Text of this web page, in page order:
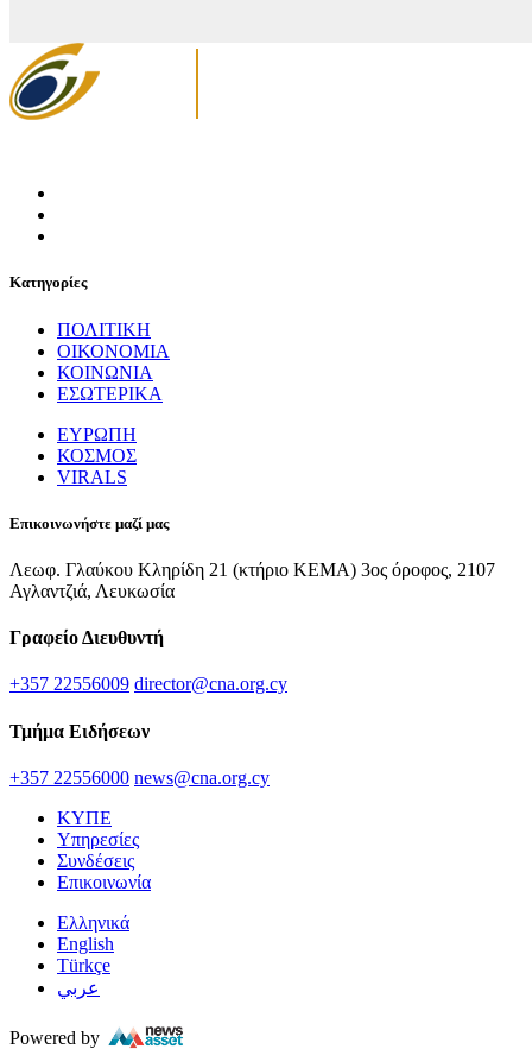
Κατηγορίες
ΠΟΛΙΤΙΚΗ
ΟΙΚΟΝΟΜΙΑ
ΚΟΙΝΩΝΙΑ
ΕΣΩΤΕΡΙΚΑ
ΕΥΡΩΠΗ
ΚΟΣΜΟΣ
VIRALS
Επικοινωνήστε μαζί μας
Λεωφ. Γλαύκου Κληρίδη 21 (κτήριο ΚΕΜΑ) 3ος όροφος, 2107
Αγλαντζιά, Λευκωσία
Γραφείο Διευθυντή
+357 22556009 director@cna.org.cy
Τμήμα Ειδήσεων
+357 22556000 news@cna.org.cy
ΚΥΠΕ
Υπηρεσίες
Συνδέσεις
Επικοινωνία
Ελληνικά
English
Türkçe
عربي
Powered by